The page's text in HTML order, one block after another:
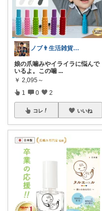
ノブ👨生活雑貨 季節対応
娘の爪噛みやイライラに悩んで
いるよ。この噛 ...
￥ 2,095～
1 0 2
コレ いいね